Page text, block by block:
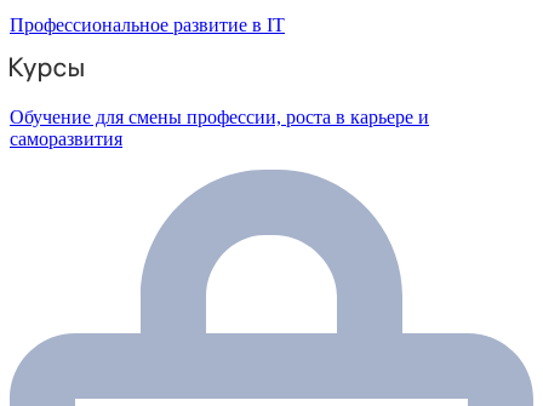
Профессиональное развитие в IT
Обучение для смены профессии, роста в карьере и
саморазвития